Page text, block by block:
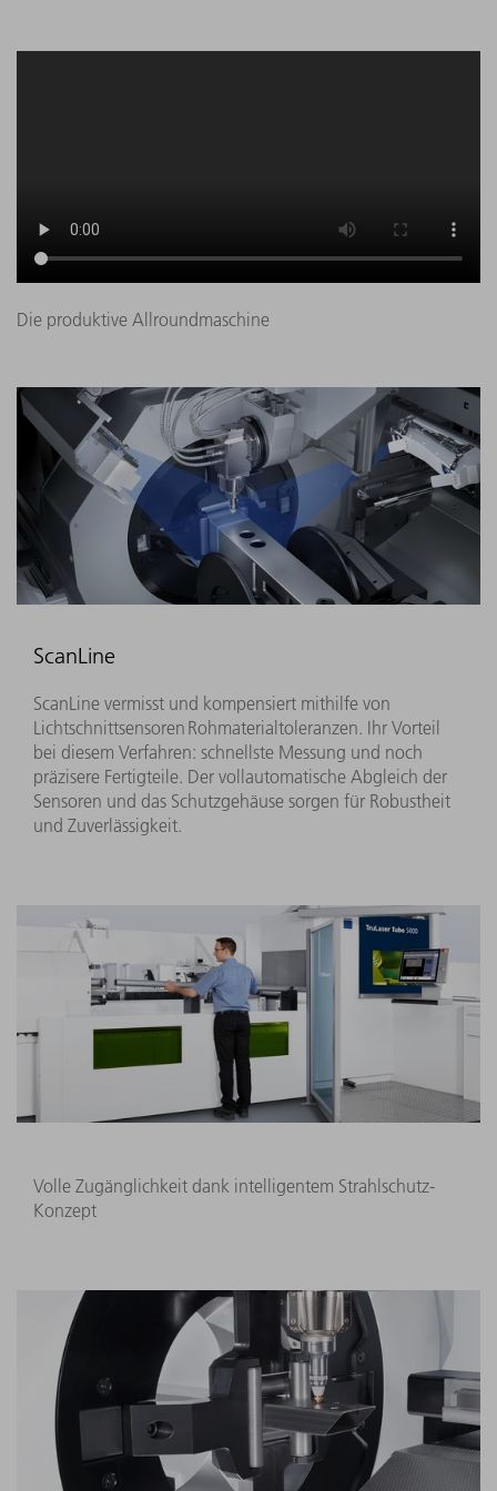
Die produktive Allroundmaschine
ScanLine
ScanLine vermisst und kompensiert mithilfe von
Lichtschnittsensoren Rohmaterialtoleranzen. Ihr Vorteil
bei diesem Verfahren: schnellste Messung und noch
präzisere Fertigteile. Der vollautomatische Abgleich der
Sensoren und das Schutzgehäuse sorgen für Robustheit
und Zuverlässigkeit.
Volle Zugänglichkeit dank intelligentem Strahlschutz-
Konzept